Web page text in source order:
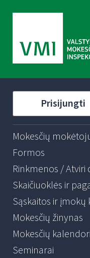
Prisijungti
Mokesčių
Formos
Rinkmenos /
Skaičiuoklės ir
Sąskaitos ir įmokų
Mokesčių žinynas
Mokesčių
Seminarai